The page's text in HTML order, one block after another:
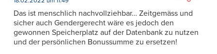
Das ist menschlich nachvollziehbar… Zeitgemäss und
sicher auch Gendergerecht wäre es jedoch den
gewonnen Speicherplatz auf der Datenbank zu nutzen
und der persönlichen Bonussumme zu ersetzen!